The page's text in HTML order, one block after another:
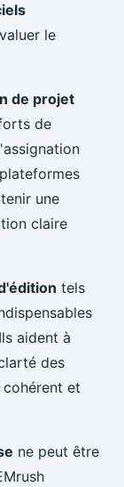
le
de projet
de
une
claire
tels
aident à
des
et
ne peut être